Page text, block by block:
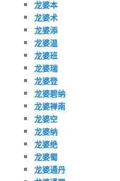
龙婆本
龙婆术
龙婆添
龙婆温
龙婆班
龙婆瑞
龙婆登
龙婆碧纳
龙婆禅南
龙婆空
龙婆纳
龙婆绝
龙婆蜀
龙婆通丹